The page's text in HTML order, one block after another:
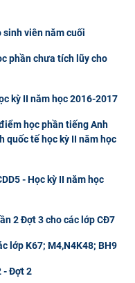
viên năm cuối
phần chưa tích lũy cho
kỳ II năm học 2016-2017
học phần tiếng Anh
quốc tế học kỳ II năm học
- Học kỳ II năm học
2 Đợt 3 cho các lớp CĐ7
lớp K67; M4,N4K48; BH9
- Đợt 2